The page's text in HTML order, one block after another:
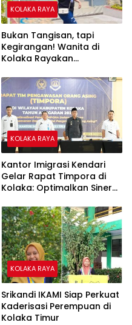
KOLAKA RAYA
Bukan Tangisan, tapi
Kegirangan! Wanita di
Kolaka Rayakan
Kencang: “Saya Bebas dari
NPD!”
KOLAKA RAYA
Kantor Imigrasi Kendari
Gelar Rapat Timpora di
Kolaka: Optimalkan Sinergi
Keamanan Daerah
KOLAKA RAYA
Srikandi IKAMI Siap Perkuat
Kaderisasi Perempuan di
Kolaka Timur